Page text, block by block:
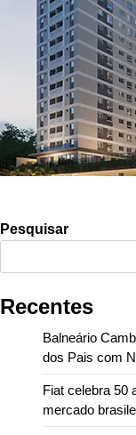
Pesquisar
Recentes
Balneário
dos Pais com
Fiat celebra 50
mercado